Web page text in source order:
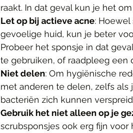
raakt. In dat geval kun je het
Let op bij actieve acne:
gevoelige huid, kun je beter
Probeer het sponsje in dat
te gebruiken, of raadpleeg een
Niet delen: Om hygiënische
met anderen te delen, zelfs
bacteriën zich kunnen
Gebruik het niet alleen op je
scrubsponsjes ook erg fijn